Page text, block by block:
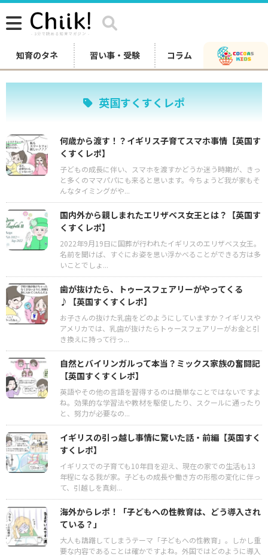
知育のタネ 習い事・受験 コラム
英国すくすくレポ
何歳から渡す！？イギリス子育てスマホ事情【英国す
くすくレポ】
子どもの成長に伴い、スマホを渡すかどうか迷う時期が、きっ
と多くのママパパにも来ると思います。今ちょうど我が家もそ
んなタイミングがや...
国内外から親しまれたエリザベス女王とは？【英国す
くすくレポ】
2022年9月19日に国葬が行われたイギリスのエリザベス女王。
名前を聞けば、すぐにお姿を思い浮かべることができる方は多
いことでしょ...
歯が抜けたら、トゥースフェアリーがやってくる
♪【英国すくすくレポ】
お子さんの抜けた乳歯をどのようにしていますか？イギリスや
アメリカでは、乳歯が抜けたらトゥースフェアリーがお金と引
き換えに持って行っ...
自然とバイリンガルって本当？ミックス家族の奮闘記
【英国すくすくレポ】
英語やその他の言語を習得するのは簡単なことではないですよ
ね。効果的な学習法や教材を駆使したり、スクールに通ったり
と、努力が必要なの...
イギリスの引っ越し事情に驚いた話・前編【英国すく
すくレポ】
イギリスでの子育ても10年目を迎え、現在の家での生活も13
年程になる我が家。子どもの成長や働き方の形態の変化に伴っ
て、引越しを真剣...
海外からレポ！「子どもへの性教育は、どう導入され
ている？」
大人も躊躇してしまうテーマ「子どもへの性教育」。しかし重
要な内容であることは確かですよね。外国ではどのように導入